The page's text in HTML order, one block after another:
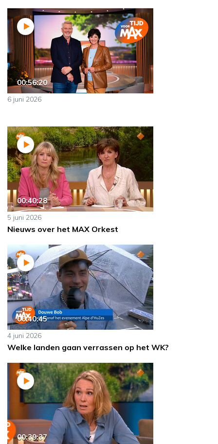
00:56:20
6 juni 2026
00:40:28
5 juni 2026
Nieuws over het MAX Orkest
00:40:45
4 juni 2026
Welke landen gaan verrassen op het WK?
00:39:37